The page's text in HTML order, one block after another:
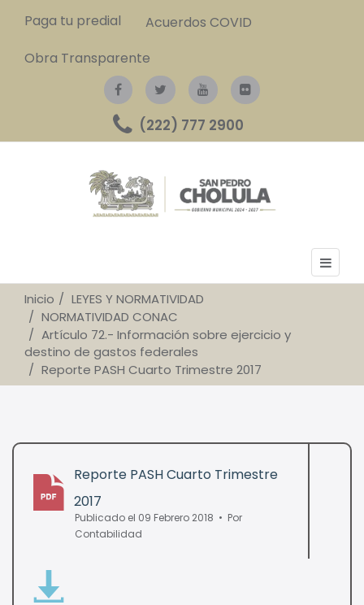
Paga tu predial
Acuerdos COVID
Obra Transparente
(222) 777 2900
Inicio
LEYES Y NORMATIVIDAD
NORMATIVIDAD CONAC
Artículo 72.- Información sobre ejercicio y
destino de gastos federales
Reporte PASH Cuarto Trimestre 2017
pdf
Reporte PASH Cuarto Trimestre
2017
Publicado el 09 Febrero 2018
Por
Contabilidad